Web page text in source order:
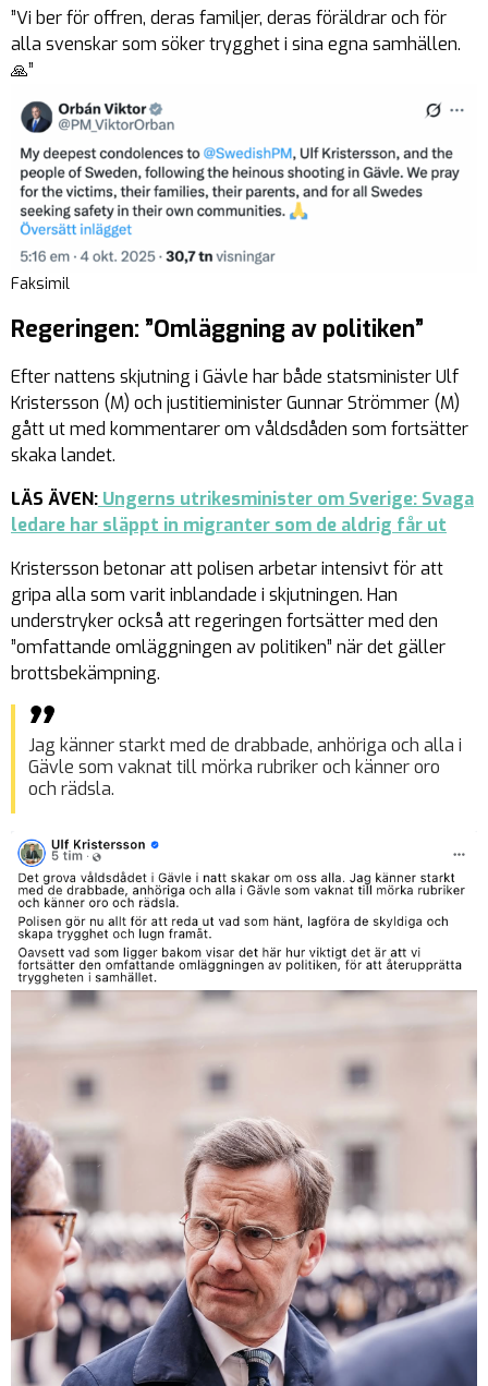
”Vi ber för offren, deras familjer, deras föräldraroch för
alla svenskar som söker trygghet i sina egna samhällen.
🙏”
Faksimil
Regeringen: ”Omläggning av politiken”
Efter nattens skjutning i Gävle har både statsminister Ulf
Kristersson (M) och justitieminister Gunnar Strömmer (M)
gått ut med kommentarer om våldsdåden som fortsätter
skaka landet.
LÄS ÄVEN: Ungerns utrikesminister om Sverige: Svaga
ledare har släppt in migranter som de aldrig får ut
Kristersson betonar att polisen arbetar intensivt för att
gripa alla som varit inblandade i skjutningen. Han
understryker också att regeringen fortsätter med den
”omfattande omläggningen av politiken” när det gäller
brottsbekämpning.
Jag känner starkt med de drabbade, anhöriga och alla i
Gävle som vaknat till mörka rubriker och känner oro
och rädsla.